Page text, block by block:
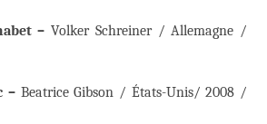
– Volker Schreiner / Allemagne /
– Beatrice Gibson / États-Unis/ 2008 /